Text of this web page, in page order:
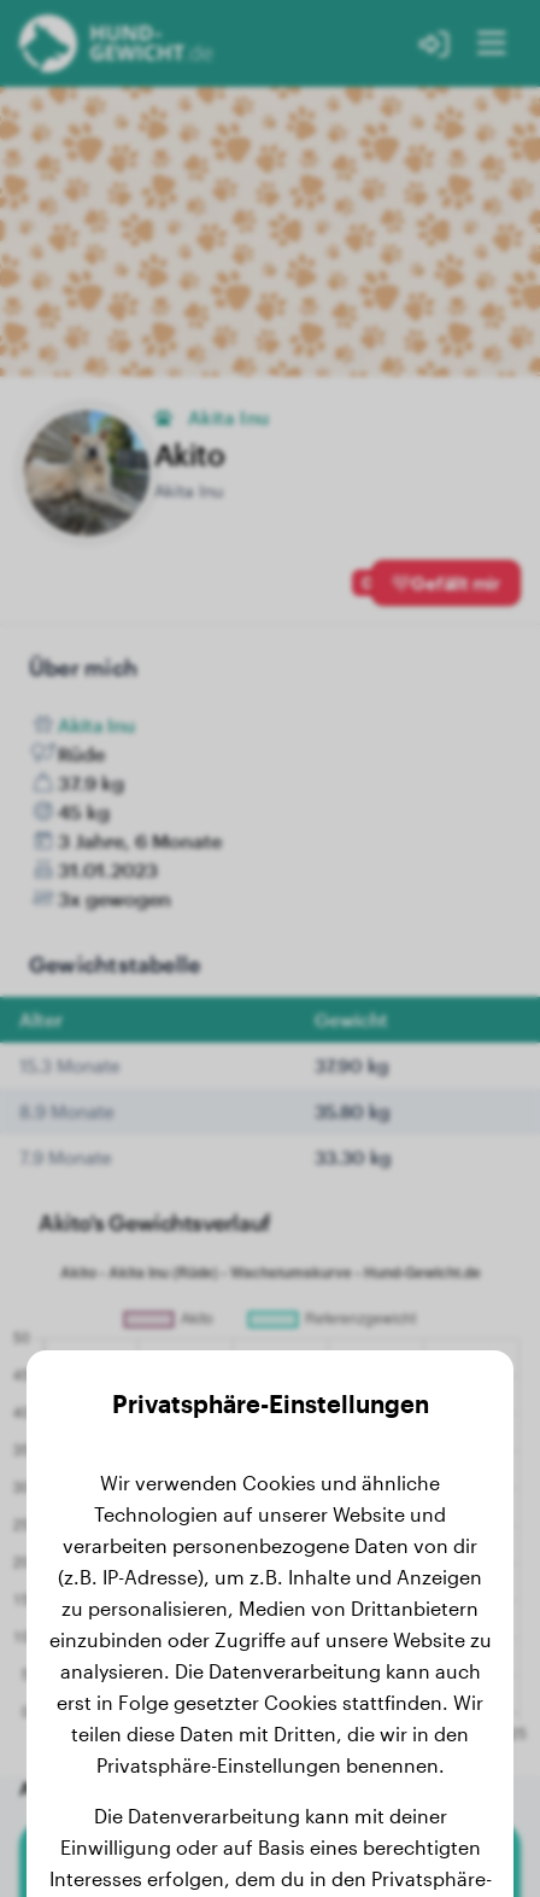
Akita Inu
Akito
Akita Inu
0 Gefällt mir
Über mich
Akita Inu
Rüde
37.9 kg
45 kg
3 Jahre, 6 Monate
31.01.2023
3x gewogen
Gewichtstabelle
Alter Gewicht
15.3 Monate 37.90 kg
8.9 Monate 35.80 kg
7.9 Monate 33.30 kg
Akito's Gewichtsverlauf
Andere zufällige Hunde
Kangal-Hirtenhund
Privatsphäre-Einstellungen
Wir verwenden Cookies und ähnliche
Technologien auf unserer Website und
verarbeiten personenbezogene Daten von dir
(z.B. IP-Adresse), um z.B. Inhalte und Anzeigen
zu personalisieren, Medien von Drittanbietern
einzubinden oder Zugriffe auf unsere Website zu
analysieren. Die Datenverarbeitung kann auch
erst in Folge gesetzter Cookies stattfinden. Wir
teilen diese Daten mit Dritten, die wir in den
Privatsphäre-Einstellungen benennen.
Die Datenverarbeitung kann mit deiner
Einwilligung oder auf Basis eines berechtigten
Interesses erfolgen, dem du in den Privatsphäre-